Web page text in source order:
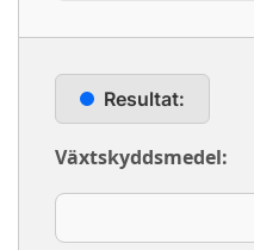
Resultat:
Växtskyddsmedel: